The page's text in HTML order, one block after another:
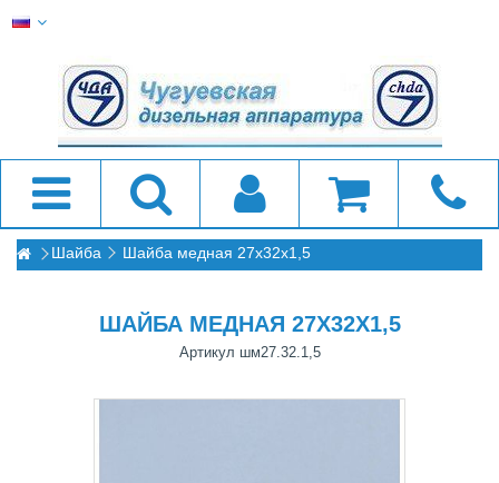
Шайба Шайба медная 27x32x1,5
ШАЙБА МЕДНАЯ 27X32X1,5
Артикул шм27.32.1,5